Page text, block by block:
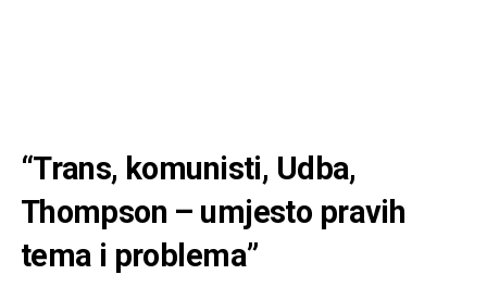
“Trans, komunisti, Udba,
Thompson – umjesto pravih
tema i problema”